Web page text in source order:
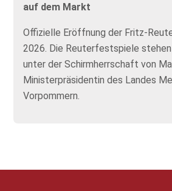
auf dem Markt
Offizielle Eröffnung der Fritz-
2026. Die Reuterfestspiele
unter der Schirmherrschaft von
Ministerpräsidentin des Landes
Vorpommern.